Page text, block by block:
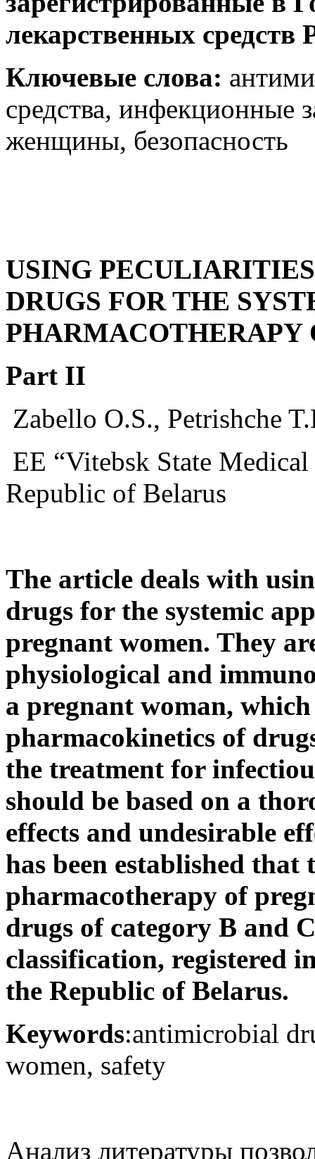
лекарственных
Ключевые слова:
средства, инфекционные
женщины, безопасность
USING
DRUGS FOR THE
PHARMACOTHERAPY
Part II
Zabello O.S., Petrishche
EE “Vitebsk State
Republic of Belarus
The article deals with
drugs for the systemic
pregnant women. They
physiological and
a pregnant woman,
pharmacokinetics of
the treatment for
should be based on a
effects and undesirable
has been established that
pharmacotherapy of
drugs of category B and
classification, registered
the Republic of Belarus.
Keywords:antimicrobial
women, safety
Анализ литературы